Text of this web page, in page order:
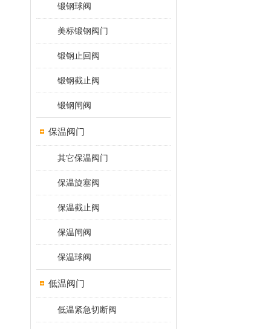
锻钢球阀
美标锻钢阀门
锻钢止回阀
锻钢截止阀
锻钢闸阀
保温阀门
其它保温阀门
保温旋塞阀
保温截止阀
保温闸阀
保温球阀
低温阀门
低温紧急切断阀